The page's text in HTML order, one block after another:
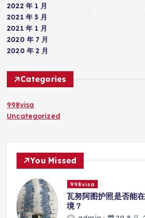
2022 年 1 月
2021 年 3 月
2021 年 1 月
2020 年 7 月
2020 年 2 月
Categories
998visa
Uncategorized
You Missed
自由出入
瓦努阿图护